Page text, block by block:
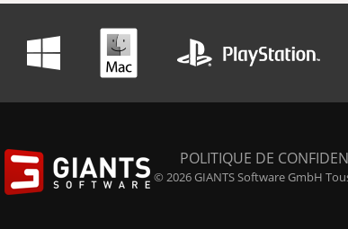
POLITIQUE DE
© 2026 GIANTS Software GmbH